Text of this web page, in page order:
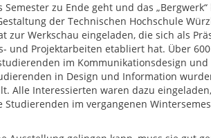
Semester zu Ende geht und das
der Technischen Hochschule
zur Werkschau eingeladen, die sich als
und Projektarbeiten etabliert hat. Über
im Kommunikationsdesign und
in Design und Information
Alle Interessierten waren dazu
Studierenden im vergangenen